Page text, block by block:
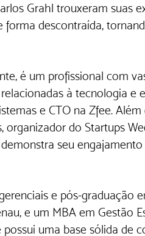
Grahl trouxeram suas
forma descontraída,
é um profissional com
à tecnologia e
e CTO na Zfee.
organizador do Startups
seu
e pós-graduação
e um MBA em Gestão
uma base sólida de